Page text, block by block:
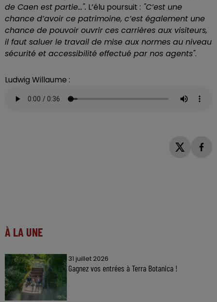
de Caen est partie...". L’élu poursuit : "C’est une
chance d’avoir ce patrimoine, c’est également une
chance de pouvoir ouvrir ces carrières aux visiteurs,
il faut saluer le travail de mise aux normes au niveau
sécurité et accessibilité effectué par nos agents".
Ludwig Willaume :
À LA UNE
31 juillet 2026
Gagnez vos entrées à Terra Botanica !